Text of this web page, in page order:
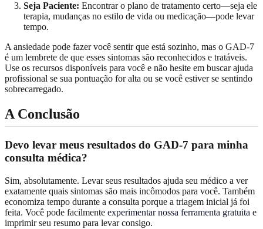
Seja Paciente: Encontrar o plano de tratamento certo—seja ele
terapia, mudanças no estilo de vida ou medicação—pode levar
tempo.
A ansiedade pode fazer você sentir que está sozinho, mas o GAD-7
é um lembrete de que esses sintomas são reconhecidos e tratáveis.
Use os recursos disponíveis para você e não hesite em buscar ajuda
profissional se sua pontuação for alta ou se você estiver se sentindo
sobrecarregado.
A Conclusão
Devo levar meus resultados do GAD-7 para minha
consulta médica?
Sim, absolutamente. Levar seus resultados ajuda seu médico a ver
exatamente quais sintomas são mais incômodos para você. Também
economiza tempo durante a consulta porque a triagem inicial já foi
feita. Você pode facilmente experimentar nossa ferramenta gratuita e
imprimir seu resumo para levar consigo.